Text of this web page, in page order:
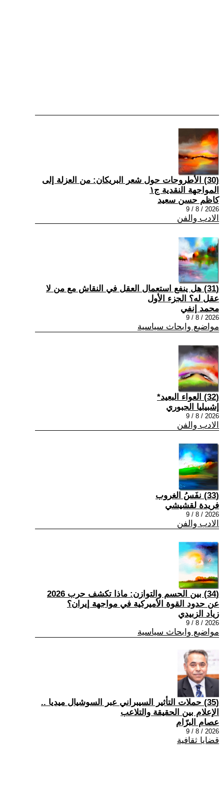
(30) الأطروحات حول شعر البريكان: من العزلة إلى
المواجهة النقدية ج١
كاظم حسن سعيد
2026 / 8 / 9
الادب والفن
(31) هل ينفع استعمال العقل في النقاش مع من لا
عقل له؟ الجزء الأول
محمد إنفي
2026 / 8 / 9
مواضيع وابحاث سياسية
(32) العواء البعيد*
إشبيليا الجبوري
2026 / 8 / 9
الادب والفن
(33) نفَسُ الغروب
فريدة لقشيشي
2026 / 8 / 9
الادب والفن
(34) بين الحسم والتوازن: ماذا تكشف حرب 2026
عن حدود القوة الأميركية في مواجهة إيران؟
زياد الزبيدي
2026 / 8 / 9
مواضيع وابحاث سياسية
(35) حملات التأثير السيبراني عبر السوشيال ميديا ..
الإعلام بين الحقيقة والتلاعب
عصام البرّام
2026 / 8 / 9
قضايا ثقافية